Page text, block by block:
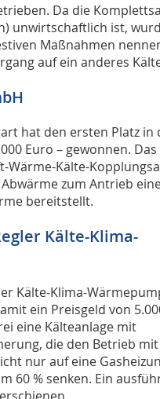
Da die
unwirtschaftlich ist,
Maßnahmen
auf ein anderes
hat den ersten Platz in
Euro – gewonnen.
Kälte-
zum Antrieb
bereitstellt.
Kälte-Klima-
Kälte-Klima-
ein Preisgeld von
eine Kälteanlage mit
die den Betrieb
nur auf eine
60 % senken. Ein